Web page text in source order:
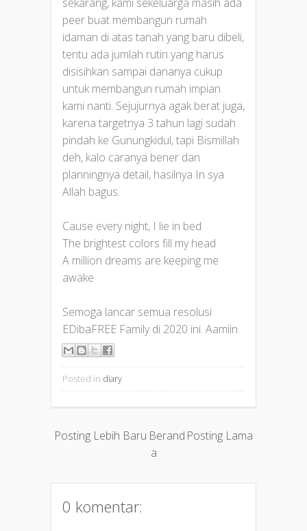
peer buat membangun rumah
idaman di atas tanah yang baru dibeli,
tentu ada jumlah rutin yang harus
disisihkan sampai dananya cukup
untuk membangun rumah impian
kami nanti. Sejujurnya agak berat juga,
karena targetnya 3 tahun lagi sudah
pindah ke Gunungkidul, tapi Bismillah
deh, kalo caranya bener dan
planningnya detail, hasilnya In sya
Allah bagus.
Cause every night, I lie in bed
The brightest colors fill my head
A million dreams are keeping me
awake
Semoga lancar semua resolusi
EDibaFREE Family di 2020 ini. Aamiin.
Posted in diary
Posting Lebih Baru Posting Lama
Berand
a
0 komentar: